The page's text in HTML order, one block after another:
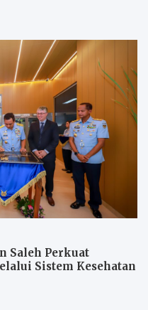
Saleh Perkuat
Sistem Kesehatan